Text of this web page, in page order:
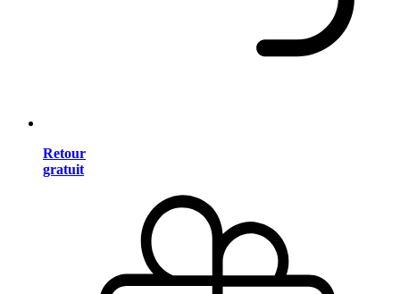
Retour
gratuit